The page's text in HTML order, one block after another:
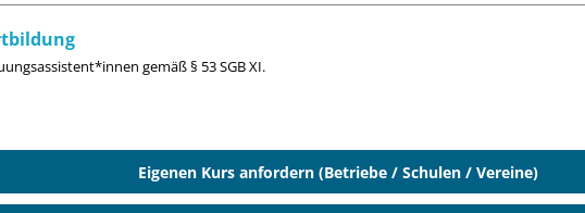
gemäß § 53 SGB XI.
Eigenen Kurs anfordern (Betriebe / Schulen / Vereine)